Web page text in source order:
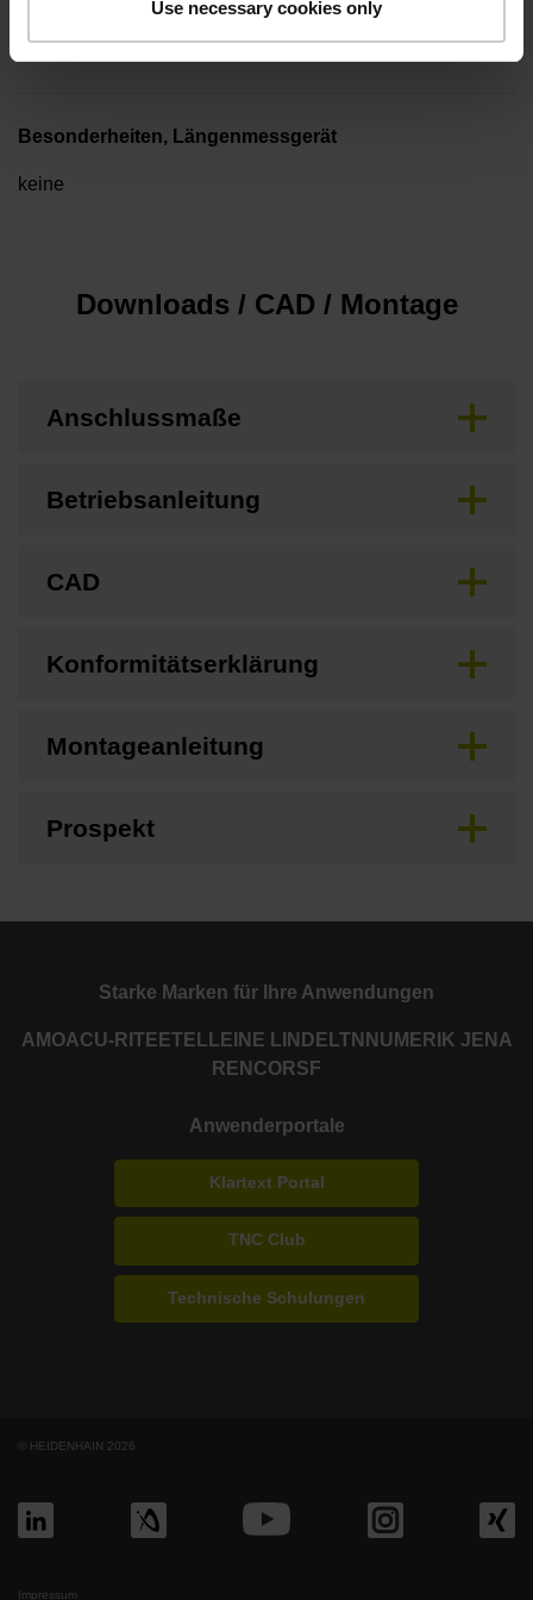
Use necessary cookies only
3,00 m/s
Besonderheiten, Längenmessgerät
keine
Downloads / CAD / Montage
Anschlussmaße
Betriebsanleitung
CAD
Konformitätserklärung
Montageanleitung
Prospekt
Starke Marken für Ihre Anwendungen
AMOACU-RITE ETEL LEINE LINDE LTN NUMERIK JENA
RENCORSF
Anwenderportale
Klartext Portal
TNC Club
Technische Schulungen
© HEIDENHAIN 2026
Impressum